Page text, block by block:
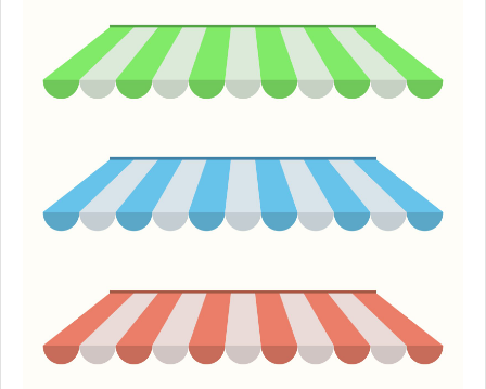
Trieste
tendono
a
ombra
tutto
l’anno